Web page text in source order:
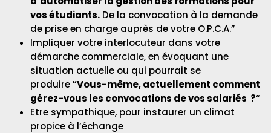
vos étudiants. De la convocation à la demande
de prise en charge auprès de votre O.P.C.A.”
Impliquer votre interlocuteur dans votre
démarche commerciale, en évoquant une
situation actuelle ou qui pourrait se
produire“Vous-même, actuellement comment
gérez-vous les convocations de vos salariés ?“
Etre sympathique, pour instaurer un climat
propice à l’échange